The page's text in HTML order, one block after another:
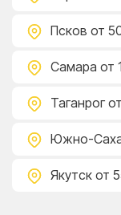
Псков от
Самара от
Таганрог
Южно-
Якутск от